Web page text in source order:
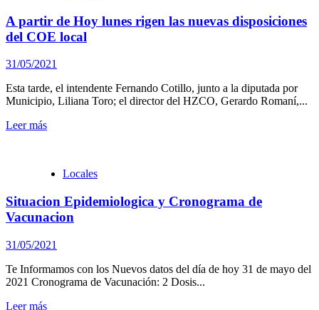
A partir de Hoy lunes rigen las nuevas disposiciones
del COE local
31/05/2021
Esta tarde, el intendente Fernando Cotillo, junto a la diputada por
Municipio, Liliana Toro; el director del HZCO, Gerardo Romaní,...
Leer más
Locales
Situacion Epidemiologica y Cronograma de
Vacunacion
31/05/2021
Te Informamos con los Nuevos datos del día de hoy 31 de mayo del
2021 Cronograma de Vacunación: 2 Dosis...
Leer más